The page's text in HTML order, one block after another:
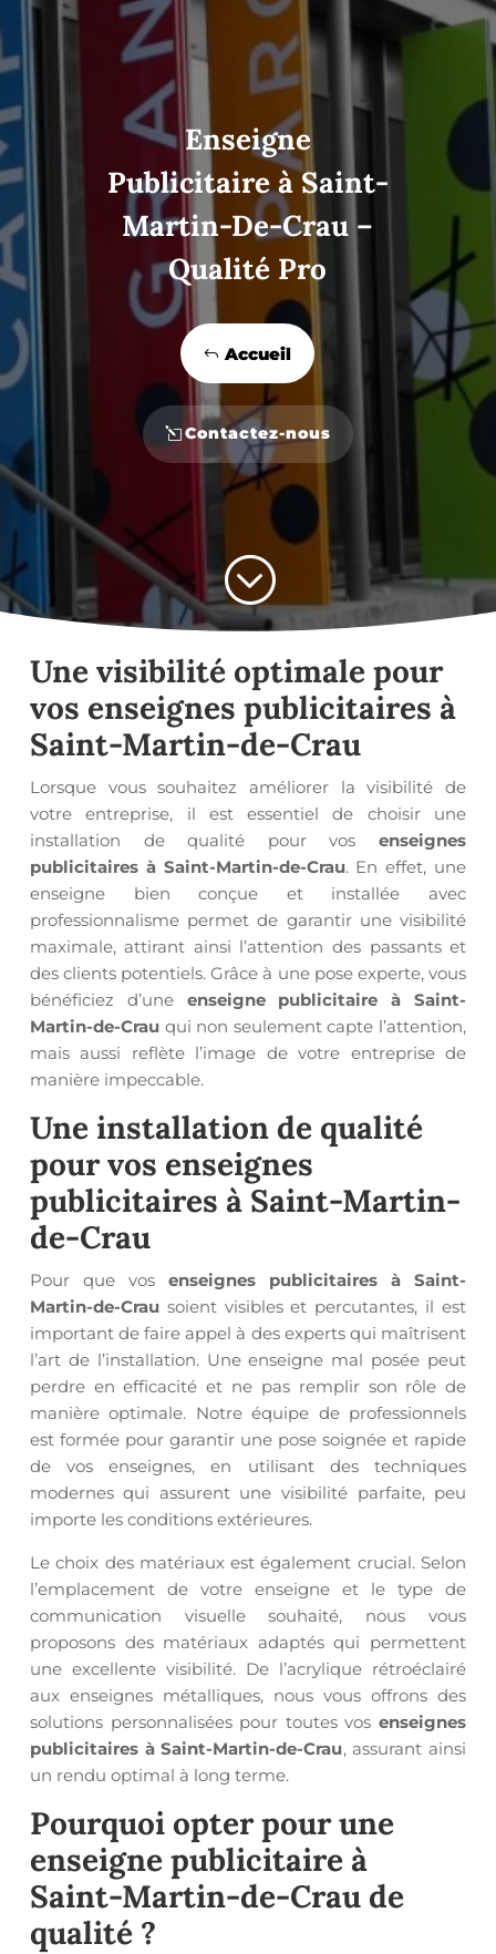
Enseigne
Publicitaire à Saint-
Martin-De-Crau –
Qualité Pro
Accueil
Contactez-nous
;
Une visibilité optimale pour
vos enseignes publicitaires à
Saint-Martin-de-Crau
Lorsque vous souhaitez améliorer la visibilité de
votre entreprise, il est essentiel de choisir une
installation de qualité pour vosenseignes
publicitaires à Saint-Martin-de-Crau. En effet, une
enseigne bien conçue et installée avec
professionnalisme permet de garantir une visibilité
maximale, attirant ainsi l’attention des passants et
des clients potentiels. Grâce à une pose experte, vous
bénéficiez d’une enseigne publicitaire à Saint-
Martin-de-Crauqui non seulement capte l’attention,
mais aussi reflète l’image de votre entreprise de
manière impeccable.
Une installation de qualité
pour vos enseignes
publicitaires à Saint-Martin-
de-Crau
Pour que vos enseignes publicitaires à Saint-
Martin-de-Crausoient visibles et percutantes, il est
important de faire appel à des experts qui maîtrisent
l’art de l’installation. Une enseigne mal posée peut
perdre en efficacité et ne pas remplir son rôle de
manière optimale. Notre équipe de professionnels
est formée pour garantir une pose soignée et rapide
de vos enseignes, en utilisant des techniques
modernes qui assurent une visibilité parfaite, peu
importe les conditions extérieures.
Le choix des matériaux est également crucial. Selon
l’emplacement de votre enseigne et le type de
communication visuelle souhaité, nous vous
proposons des matériaux adaptés qui permettent
une excellente visibilité. De l’acrylique rétroéclairé
aux enseignes métalliques, nous vous offrons des
solutions personnalisées pour toutes vosenseignes
publicitaires à Saint-Martin-de-Crau, assurant ainsi
un rendu optimal à long terme.
Pourquoi opter pour une
enseigne publicitaire à
Saint-Martin-de-Craude
qualité ?